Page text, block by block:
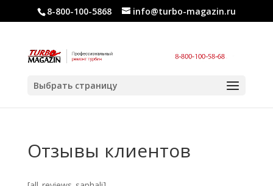
8-800-100-5868 info@turbo-magazin.ru
Выбрать страницу
Отзывы клиентов